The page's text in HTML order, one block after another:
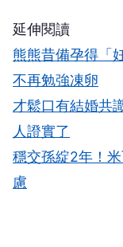
延伸閱讀
熊熊昔備孕得「
不再勉強凍卵
才鬆口有結婚共
人證實了
穩交孫綻2年！
慮